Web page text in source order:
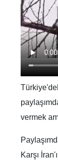
vermek
Karşı